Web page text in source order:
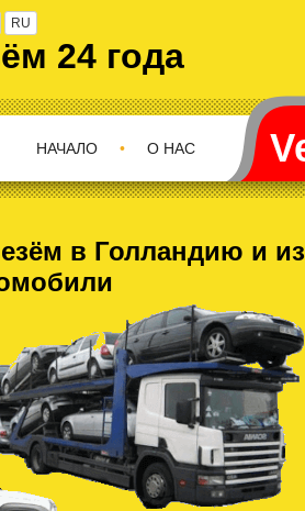
RU
24 года
О НАС
•
НАЧАЛО
в Голландию и из